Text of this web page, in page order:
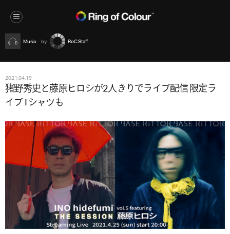
Music RoC Staff
2021.04.19
猪野秀史と藤原ヒロシが2人きりでライブ配信 限定ラ
イブTシャツも